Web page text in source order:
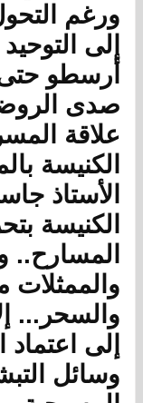
ورغم
إلى
أرسطو حتى
صدى
علاقة
الكنيسة
الأستاذ
الكنيسة
المسارح..
والممثلات
والسحر...
إلى
وسائل